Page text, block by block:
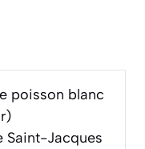
poisson blanc
Saint-Jacques